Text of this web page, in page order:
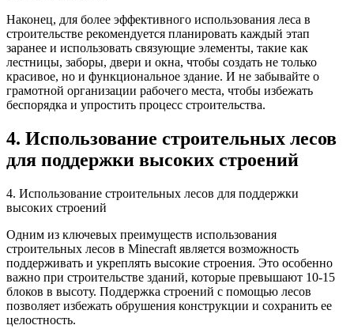
Наконец, для более эффективного использования леса в
строительстве рекомендуется планировать каждый этап
заранее и использовать связующие элементы, такие как
лестницы, заборы, двери и окна, чтобы создать не только
красивое, но и функциональное здание. И не забывайте о
грамотной организации рабочего места, чтобы избежать
беспорядка и упростить процесс строительства.
4. Использование строительных лесов
для поддержки высоких строений
4. Использование строительных лесов для поддержки
высоких строений
Одним из ключевых преимуществ использования
строительных лесов в Minecraft является возможность
поддерживать и укреплять высокие строения. Это особенно
важно при строительстве зданий, которые превышают 10-15
блоков в высоту. Поддержка строений с помощью лесов
позволяет избежать обрушения конструкции и сохранить ее
целостность.